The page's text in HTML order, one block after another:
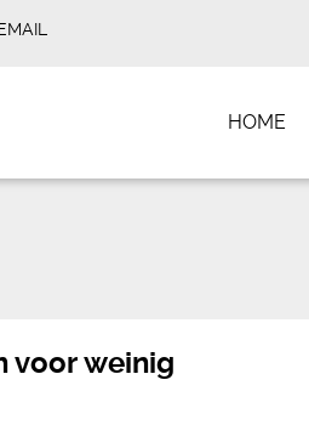
HOME
voor weinig